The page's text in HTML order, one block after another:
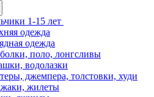
1-15 лет
одежда
одежда
поло, лонгсливы
водолазки
джемпера, толстовки, худи
жилеты